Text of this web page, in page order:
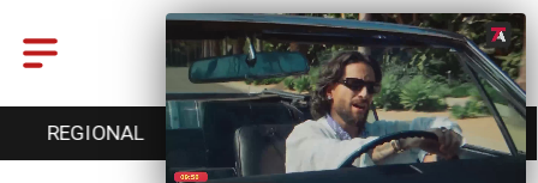
ENTRETENCIÓN DEPORTES CULTURA